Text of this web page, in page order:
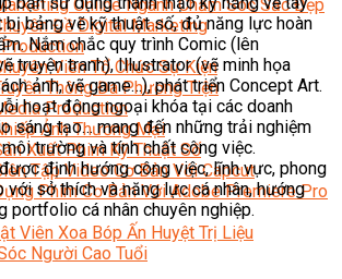
Online Ngành Chăm Sóc Sắc Đẹp
Đề Digital Marketing
Viên Tổ Chức Sự Kiện
Thông Đa Phương Tiện
Production
Ảnh Thương Mại
Xuất Phim Kỹ Thuật Số
Tập Video Cơ Bản Với Capcut
Phim Cơ Bản Với Adobe Premiere Pro
Viên Xoa Bóp Ấn Huyệt Trị Liệu
Người Cao Tuổi
bị bảng vẽ kỹ thuật số, đủ năng lực hoàn
Nắm chắc quy trình Comic (lên
truyện tranh), Illustrator (vẽ minh họa
ảnh, vẽ game…), phát triển Concept Art.
hoạt động ngoại khóa tại các doanh
sáng tạo… mang đến những trải nghiệm
trường và tính chất công việc.
định hướng công việc, lĩnh vực, phong
với sở thích và năng lực cá nhân, hướng
portfolio cá nhân chuyên nghiệp.